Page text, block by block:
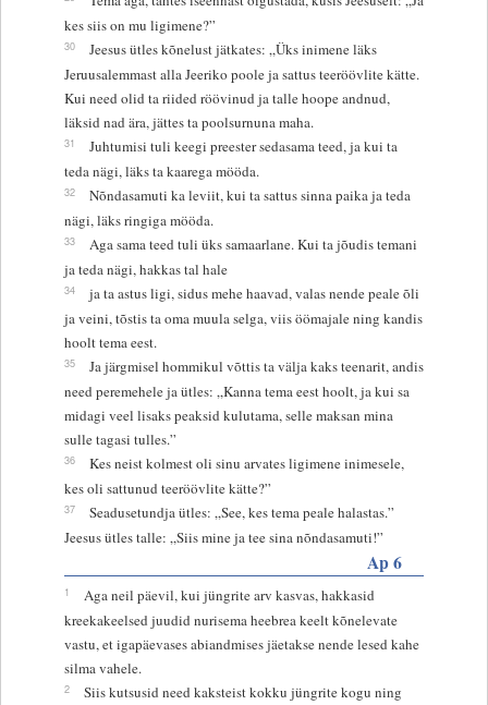
kes siis on mu ligimene?”
30
Jeesus ütles kõnelust jätkates: „Üks inimene läks
Jeruusalemmast alla Jeeriko poole ja sattus teeröövlite kätte.
Kui need olid ta riided röövinud ja talle hoope andnud,
läksid nad ära, jättes ta poolsurnuna maha.
31
Juhtumisi tuli keegi preester sedasama teed, ja kui ta
teda nägi, läks ta kaarega mööda.
32
Nõndasamuti ka leviit, kui ta sattus sinna paika ja teda
nägi, läks ringiga mööda.
33
Aga sama teed tuli üks samaarlane. Kui ta jõudis temani
ja teda nägi, hakkas tal hale
34
ja ta astus ligi, sidus mehe haavad, valas nende peale õli
ja veini, tõstis ta oma muula selga, viis öömajale ning kandis
hoolt tema eest.
35
Ja järgmisel hommikul võttis ta välja kaks teenarit, andis
need peremehele ja ütles: „Kanna tema eest hoolt, ja kui sa
midagi veel lisaks peaksid kulutama, selle maksan mina
sulle tagasi tulles.”
36
Kes neist kolmest oli sinu arvates ligimene inimesele,
kes oli sattunud teeröövlite kätte?”
37
Seadusetundja ütles: „See, kes tema peale halastas.”
Jeesus ütles talle: „Siis mine ja tee sina nõndasamuti!”
Ap 6
1
Aga neil päevil, kui jüngrite arv kasvas, hakkasid
kreekakeelsed juudid nurisema heebrea keelt kõnelevate
vastu, et igapäevases abiandmises jäetakse nende lesed kahe
silma vahele.
2
Siis kutsusid need kaksteist kokku jüngrite kogu ning